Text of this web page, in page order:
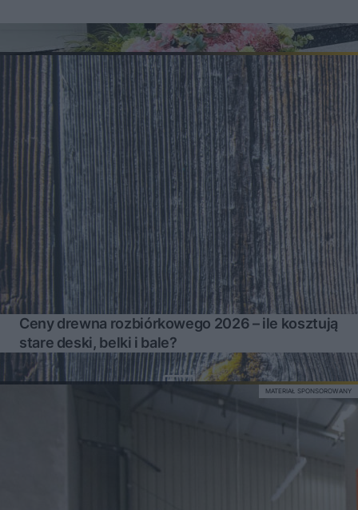
Ceny drewna rozbiórkowego 2026 – ile kosztują
stare deski, belki i bale?
MATERIAŁ SPONSOROWANY